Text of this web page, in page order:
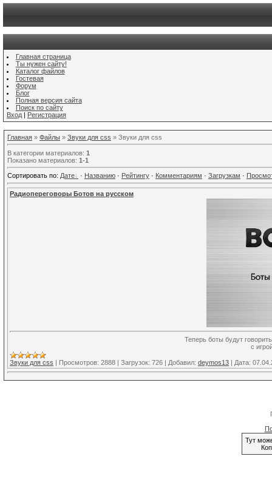
Главная страница
Ты нужен сайту!
Каталог файлов
Гостевая
Форум
Блог
Полная версия сайта
Поиск по сайту
Вход | Регистрация
Главная » Файлы » Звуки для css » Звуки для css
В категории материалов: 1
Показано материалов: 1-1
Сортировать по: Дате · Названию · Рейтингу · Комментариям · Загрузкам ·
Радиопереговоры Ботов на русском
Теперь боты будут
с
Звуки для css | Просмотров: 2888 | Загрузок: 726 | Добавил: deymos13 | Дата:
Тут